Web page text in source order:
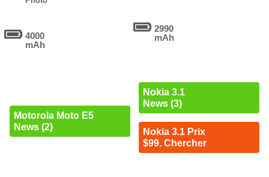
4000
mAh
Motorola Moto E5
News (2)
2990
mAh
Nokia 3.1
News (3)
Nokia 3.1 Prix
$99. Chercher